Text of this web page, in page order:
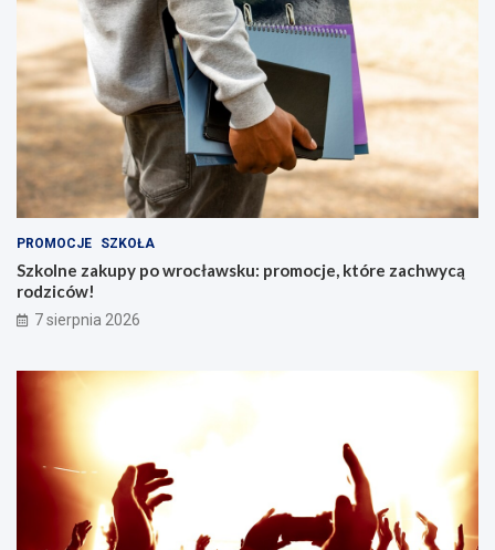
PROMOCJE SZKOŁA
Szkolne zakupy po wrocławsku: promocje, które zachwycą
rodziców!
7 sierpnia 2026